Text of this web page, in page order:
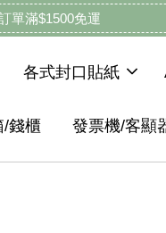
單滿$1500免運
各式封口貼紙
/錢櫃 發票機/客顯